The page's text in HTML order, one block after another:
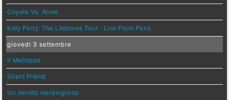
Coyote Vs. Acme
Katy Perry: The Lifetimes Tour - Live From Paris
giovedì 3 settembre
Il Malloppo
Silent Friend
Un mondo meraviglioso